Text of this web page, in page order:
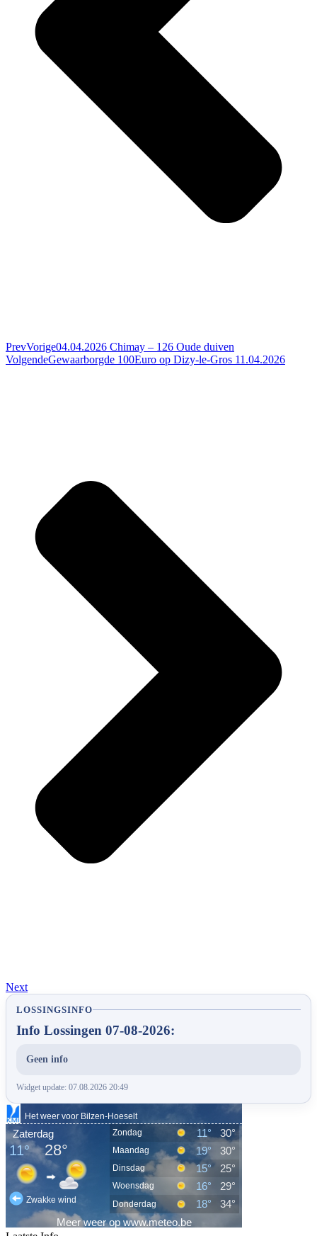
PrevVorige04.04.2026 Chimay – 126 Oude duiven
VolgendeGewaarborgde 100Euro op Dizy-le-Gros 11.04.2026
Next
LOSSINGSINFO
Info Lossingen 07-08-2026:
Geen info
Widget update: 07.08.2026 20:49